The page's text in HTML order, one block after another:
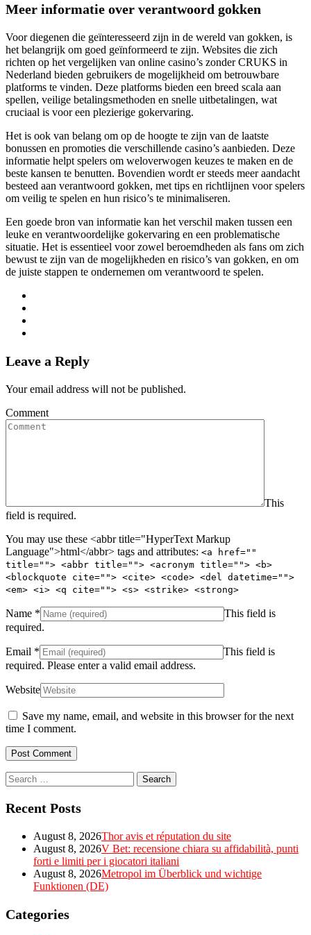
Meer informatie over verantwoord gokken
Voor diegenen die geïnteresseerd zijn in de wereld van gokken, is
het belangrijk om goed geïnformeerd te zijn. Websites die zich
richten op het vergelijken van online casino’s zonder CRUKS in
Nederland bieden gebruikers de mogelijkheid om betrouwbare
platforms te vinden. Deze platforms bieden een breed scala aan
spellen, veilige betalingsmethoden en snelle uitbetalingen, wat
cruciaal is voor een plezierige gokervaring.
Het is ook van belang om op de hoogte te zijn van de laatste
bonussen en promoties die verschillende casino’s aanbieden. Deze
informatie helpt spelers om weloverwogen keuzes te maken en de
beste kansen te benutten. Bovendien wordt er steeds meer aandacht
besteed aan verantwoord gokken, met tips en richtlijnen voor spelers
om veilig te spelen en hun risico’s te minimaliseren.
Een goede bron van informatie kan het verschil maken tussen een
leuke en verantwoordelijke gokervaring en een problematische
situatie. Het is essentieel voor zowel beroemdheden als fans om zich
bewust te zijn van de mogelijkheden en risico’s van gokken, en om
de juiste stappen te ondernemen om verantwoord te spelen.
Leave a Reply
Your email address will not be published.
Comment
This
field is required.
You may use these <abbr title="HyperText Markup
Language">html</abbr> tags and attributes: <a href=""
title=""> <abbr title=""> <acronym title=""> <b>
<blockquote cite=""> <cite> <code> <del datetime="">
<em> <i> <q cite=""> <s> <strike> <strong>
Name *
This field is
required.
Email *
This field is
required. Please enter a valid email address.
Website
Save my name, email, and website in this browser for the next
time I comment.
Search
for:
Recent Posts
August 8, 2026Thor avis et réputation du site
August 8, 2026V Bet: recensione chiara su affidabilità, punti
forti e limiti per i giocatori italiani
August 8, 2026Metropol im Überblick und wichtige
Funktionen (DE)
Categories